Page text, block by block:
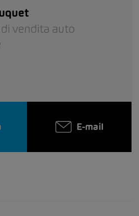
vendita auto
E-mail